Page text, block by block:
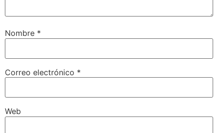
Nombre *
Correo electrónico *
Web